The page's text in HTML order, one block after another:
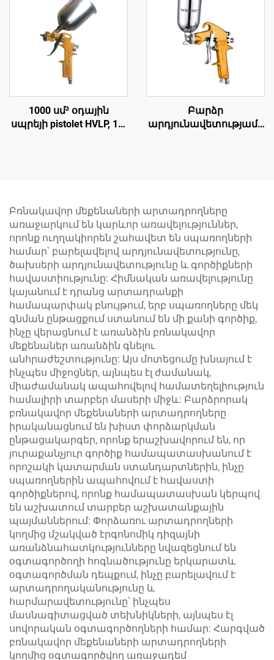
մեքենա 0,85 կգ
անջատ օդային
խցանահար
ատրճանակ
օդային գործիքներ՝
պնևմատիկ
խցանահար
ատրճանակ
1000 սմ³ օդային
սպրեյի pistolet HVLP, 1.7
Բարձր
արդյունավետությամբ
Բռնակավոր մեքենաների արտադրողները
առաջարկում են կարևոր առավելություններ,
որոնք ուղղակիորեն շահավետ են սպառողների
համար՝ բարելավելով արդյունավետությունը,
ծախսերի արդյունավետությունը և գործիքների
հավաստիությունը: Հիմնական առավելությունը
կայանում է դրանց արտադրանքի
համապարփակ բնույթում, երբ սպառողները մեկ
գնման ընթացքում ստանում են մի քանի գործիք,
ինչը վերացնում է առանձին բռնակավոր
մեքենաներ առանձին գնելու
անհրաժեշտությունը: Այս մոտեցումը խնայում է
ինչպես միջոցներ, այնպես էլ ժամանակ,
միաժամանակ ապահովելով համատեղելիություն
համալիրի տարբեր մասերի միջև: Բարձրորակ
բռնակավոր մեքենաների արտադրողները
իրականացնում են խիստ փորձարկման
ընթացակարգեր, որոնք երաշխավորում են, որ
յուրաքանչյուր գործիք համապատասխանում է
որոշակի կատարման ստանդարտներին, ինչը
սպառողներին ապահովում է հավաստի
գործիքներով, որոնք համապատասխան կերպով
են աշխատում տարբեր աշխատանքային
պայմաններում: Փորձառու արտադրողների
կողմից մշակված էրգոնոմիկ դիզայնի
առանձնահատկությունները նվազեցնում են
օգտագործողի հոգնածությունը երկարատև
օգտագործման դեպքում, ինչը բարելավում է
արտադրողականությունը և
հարմարավետությունը՝ ինչպես
մասնագիտացված տեխնիկների, այնպես էլ
սովորական օգտագործողների համար: Հարգված
բռնակավոր մեքենաների արտադրողների
կողմից օգտագործվող առաջադեմ